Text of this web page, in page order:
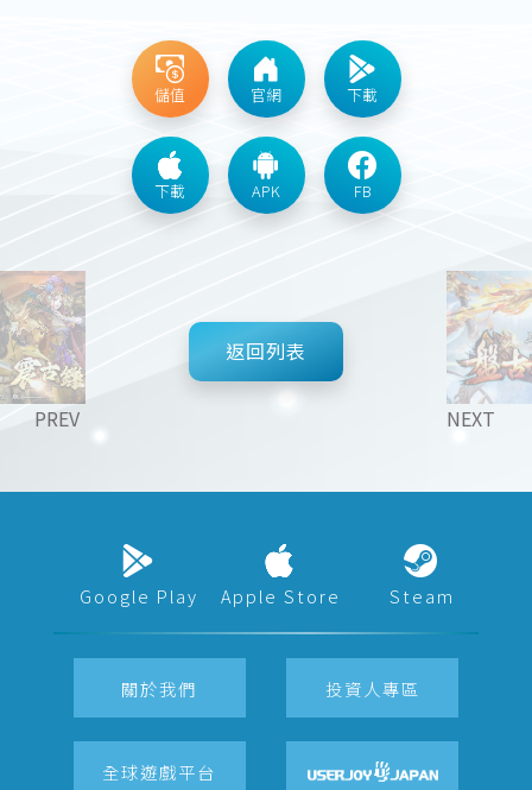
儲值 官網 下載
下載 APK FB
PREV
返回列表
NEXT
Google Play Apple Store Steam
關於我們 投資人專區
全球遊戲平台